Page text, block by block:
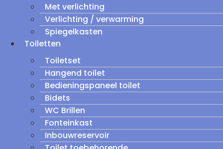
Met verlichting
Verlichting / verwarming
Spiegelkasten
Toiletten
Toiletset
Hangend toilet
Bedieningspaneel toilet
Bidets
WC Brillen
Fonteinkast
Inbouwreservoir